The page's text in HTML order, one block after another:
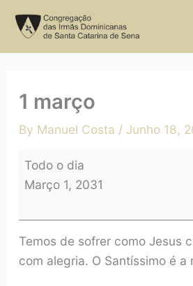
1 março
By Manuel Costa / Junho 18,
março
Todo o dia
Março 1, 2031
Temos de sofrer como Jesus
com alegria. O Santíssimo é a